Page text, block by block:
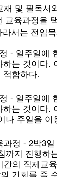
재 및 필독서
교육과정을
서는 전임
- 일주일에
하는 것이다.
적합하다.
- 일주일에
하는 것이다.
나 주일을
과정 - 2박3
까지 진행하
간의 직제교
기회를 줄